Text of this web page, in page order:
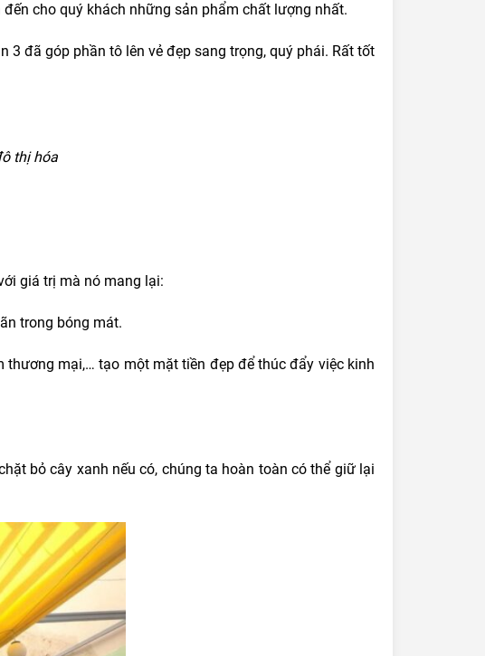
cho quý khách những sản phẩm chất lượng nhất.
đã góp phần tô lên vẻ đẹp sang trọng, quý phái. Rất tốt
thị hóa
giá trị mà nó mang lại:
trong bóng mát.
thương mại,… tạo một mặt tiền đẹp để thúc đẩy việc kinh
bỏ cây xanh nếu có, chúng ta hoàn toàn có thể giữ lại